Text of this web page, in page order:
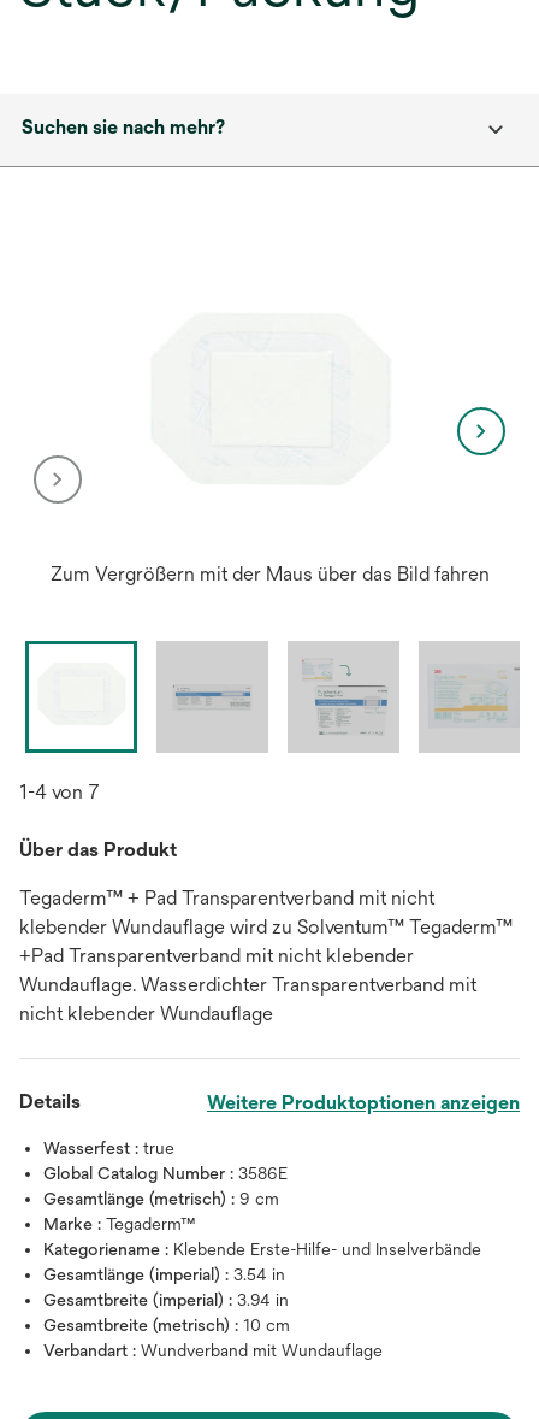
Suchen sie nach mehr?
Zum Vergrößern mit der Maus über das Bild fahren
1-4 von 7
Über das Produkt
Tegaderm™ + Pad Transparentverband mit nicht
klebender Wundauflage wird zu Solventum™ Tegaderm™
+Pad Transparentverband mit nicht klebender
Wundauflage. Wasserdichter Transparentverband mit
nicht klebender Wundauflage
Details Weitere Produktoptionen anzeigen
Wasserfest : true
Global Catalog Number : 3586E
Gesamtlänge (metrisch) : 9 cm
Marke : Tegaderm™
Kategoriename : Klebende Erste-Hilfe- und Inselverbände
Gesamtlänge (imperial) : 3.54 in
Gesamtbreite (imperial) : 3.94 in
Gesamtbreite (metrisch) : 10 cm
Verbandart : Wundverband mit Wundauflage